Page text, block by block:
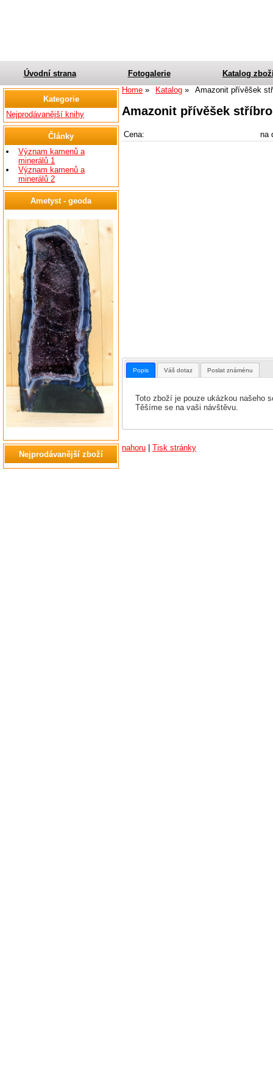
Úvodní strana Fotogalerie
Katalog
Home
Katalog Amazonit přívěšek
Amazonit přívěšek stříbro
Cena: na
Popis Váš dotaz Poslat známénu
Toto zboží je pouze ukázkou našeho
Těšíme se na vaši návštěvu.
nahoru Tisk stránky
Kategorie
Nejprodávanější knihy
Články
Význam kamenů a
minerálů 1
Význam kamenů a
minerálů 2
Ametyst - geoda
Nejprodávanější zboží